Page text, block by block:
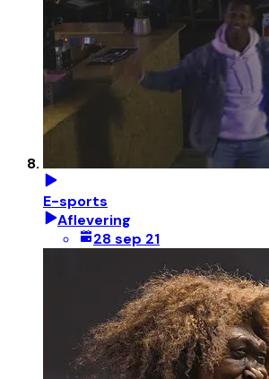
E-sports
Aflevering
28 sep 21